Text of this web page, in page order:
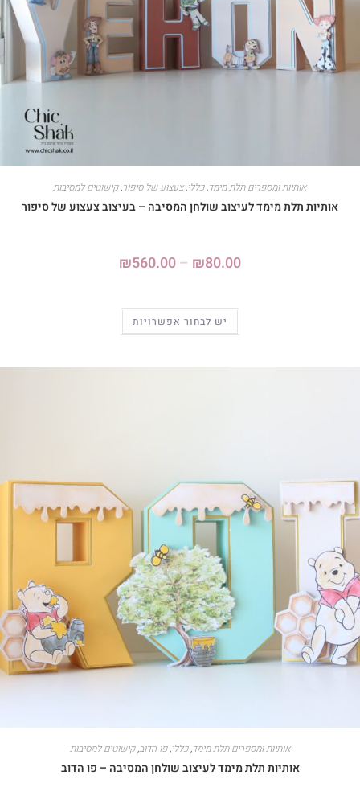
אותיות ומספרים תלת מימד,כללי,צעצוע של סיפור,קישוטים למסיבות
אותיות תלת מימד לעיצוב שולחן המסיבה – בעיצוב צעצוע של סיפור
₪80.00
–
₪560.00
יש לבחור אפשרויות
אותיות ומספרים תלת מימד,כללי,פו הדוב,קישוטים למסיבות
אותיות תלת מימד לעיצוב שולחן המסיבה – פו הדוב